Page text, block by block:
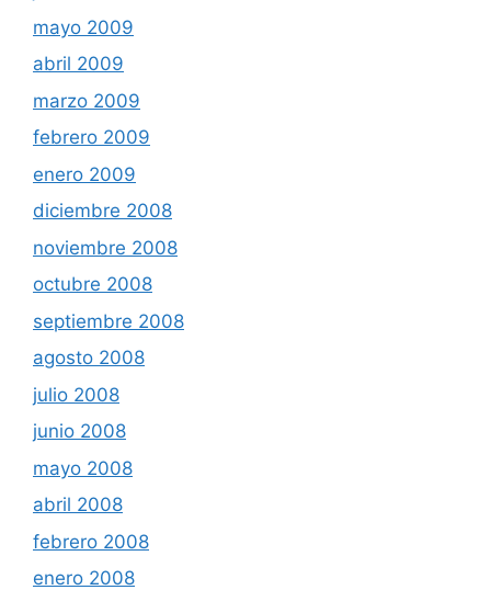
mayo 2009
abril 2009
marzo 2009
febrero 2009
enero 2009
diciembre 2008
noviembre 2008
octubre 2008
septiembre 2008
agosto 2008
julio 2008
junio 2008
mayo 2008
abril 2008
febrero 2008
enero 2008